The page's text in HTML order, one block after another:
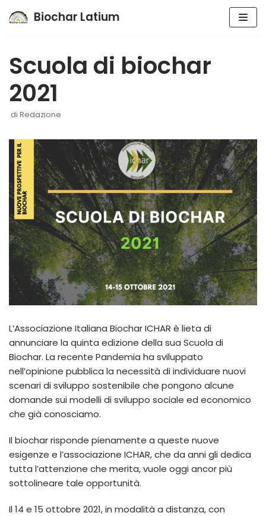
contenuto
Biochar Latium
Scuola di biochar
2021
di Redazione
L’Associazione Italiana Biochar ICHAR è lieta di
annunciare la quinta edizione della sua Scuola di
Biochar. La recente Pandemia ha sviluppato
nell’opinione pubblica la necessità di individuare nuovi
scenari di sviluppo sostenibile che pongono alcune
domande sui modelli di sviluppo sociale ed economico
che già conosciamo.
Il biochar risponde pienamente a queste nuove
esigenze e l’associazione ICHAR, che da anni gli dedica
tutta l’attenzione che merita, vuole oggi ancor più
sottolineare tale opportunità.
Il 14 e 15 ottobre 2021, in modalità a distanza, con